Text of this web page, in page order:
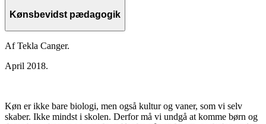
Kønsbevidst pædagogik
Af Tekla Canger.
April 2018.
Køn er ikke bare biologi, men også kultur og vaner, som vi selv
skaber. Ikke mindst i skolen. Derfor må vi undgå at komme børn og